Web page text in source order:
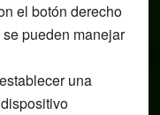
el botón derecho
pueden manejar
una